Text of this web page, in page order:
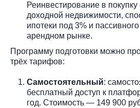
Реинвестирование в покупку
доходной недвижимости,
ипотеки под 3% и
арендном рынке.
Программу подготовки можно
трёх тарифов:
Самостоятельный:
бесплатный доступ к
год. Стоимость — 149 900